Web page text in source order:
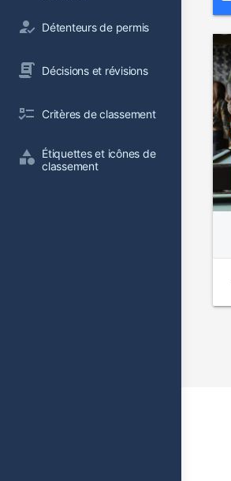
Détenteurs de permis
Décisions et révisions
Critères de classement
Étiquettes et icônes de
classement